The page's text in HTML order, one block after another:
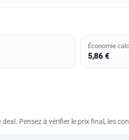
Économie
5,86 €
Pensez à vérifier le prix final, les